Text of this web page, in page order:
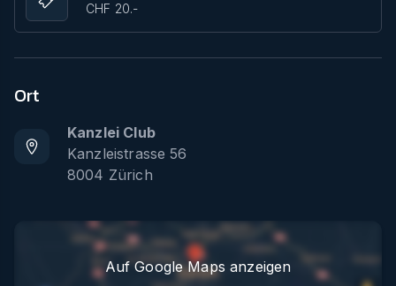
CHF 20.-
Ort
Kanzlei Club
Kanzleistrasse 56
8004 Zürich
Auf Google Maps anzeigen